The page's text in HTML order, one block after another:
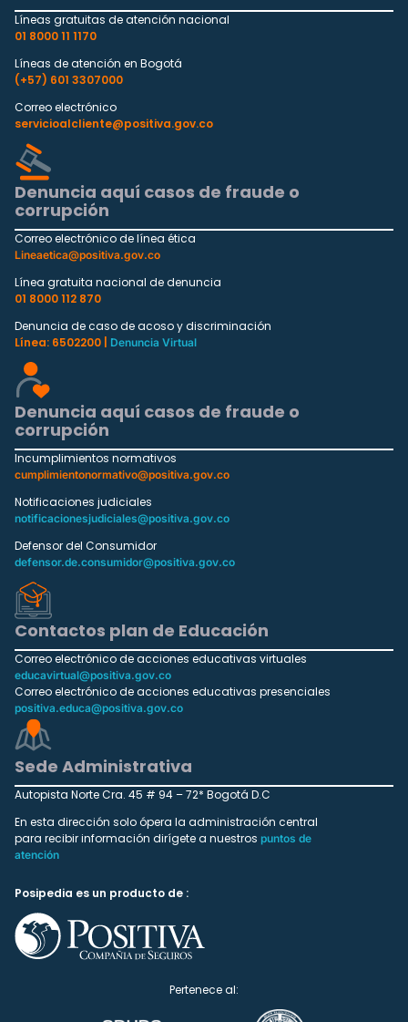
Líneas gratuitas de atención nacional
01 8000 11 1170
Líneas de atención en Bogotá
(+57) 601 3307000
Correo electrónico
servicioalcliente@positiva.gov.co
Denuncia aquí casos de fraude o
corrupción
Correo electrónico de línea ética
Lineaetica@positiva.gov.co
Línea gratuita nacional de denuncia
01 8000 112 870
Denuncia de caso de acoso y discriminación
Línea: 6502200 |
Denuncia Virtual
Denuncia aquí casos de fraude o
corrupción
Incumplimientos normativos
cumplimientonormativo@positiva.gov.co
Notificaciones judiciales
notificacionesjudiciales@positiva.gov.co
Defensor del Consumidor
defensor.de.consumidor@positiva.gov.co
Contactos plan de Educación
Correo electrónico de acciones educativas virtuales
educavirtual@positiva.gov.co
Correo electrónico de acciones educativas presenciales
positiva.educa@positiva.gov.co
Sede Administrativa
Autopista Norte Cra. 45 # 94 – 72* Bogotá D.C
En esta dirección solo ópera la administración central
para recibir información dirígete a nuestros puntos de
atención
Posipedia es un producto de :
Pertenece al: